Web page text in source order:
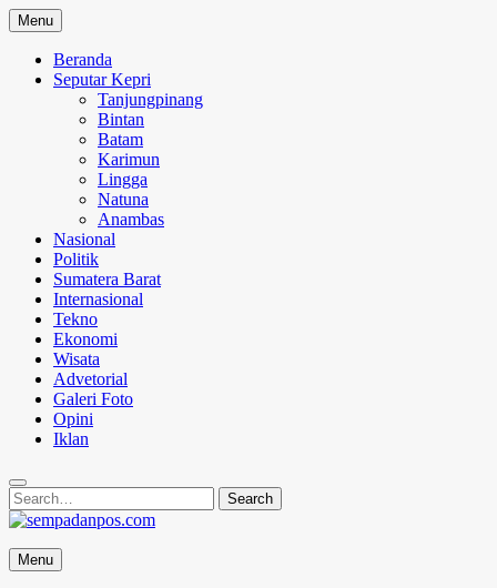
Skip
to
content
Menu
Beranda
Seputar Kepri
Tanjungpinang
Bintan
Batam
Karimun
Lingga
Natuna
Anambas
Nasional
Politik
Sumatera Barat
Internasional
Tekno
Ekonomi
Wisata
Advetorial
Galeri Foto
Opini
Iklan
Search
for:
Search
sempadanpos.com
Menyampaikan Berita Dengan Analisa
Menu